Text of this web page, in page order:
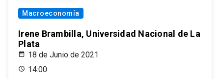
Macroeconomía
Irene Brambilla, Universidad Nacional de La
Plata
18 de Junio de 2021
14:00